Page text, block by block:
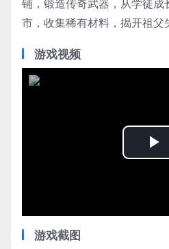
铺，锻造传奇武器，从学徒
市，收集稀有材料，揭开祖父
游戏视频
游戏截图